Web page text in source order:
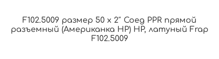
F102.5009 размер 50 x 2″ Соед PPR прямой
разъемный (Американка НР) НР, латуный Frap
F102.5009